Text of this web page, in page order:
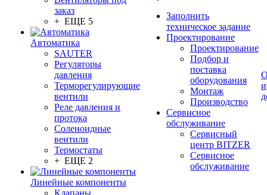
заказ
+ ЕЩЕ 5
Автоматика
SAUTER
Регуляторы
давления
Терморегулирующие
вентили
Реле давления и
протока
Соленоидные
вентили
Термостаты
+ ЕЩЕ 2
Линейные компоненты
Клапаны
Заполнить
техническое задание
Проектирование
Проектирование
Подбор и
поставка
оборудования
Монтаж
Производство
Сервисное
обслуживание
Сервисный
центр BITZER
Сервисное
обслуживание
и